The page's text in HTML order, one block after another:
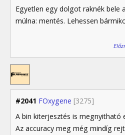
Egyetlen egy dolgot raknék bele
múlna: mentés. Lehessen
#2041 FOxygene [3275]
A bin kiterjesztés is megnyitható
Az accuracy meg még mindíg